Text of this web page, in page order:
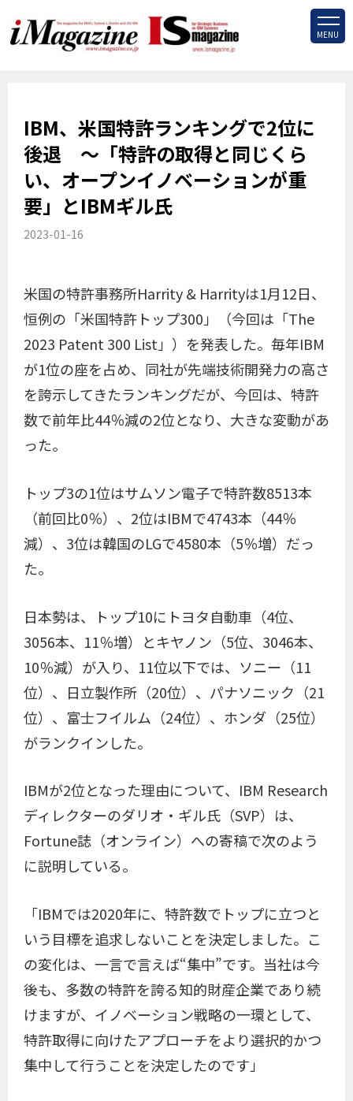
MENU
IBM、米国特許ランキングで2位に
後退 ～「特許の取得と同じくら
い、オープンイノベーションが重
要」とIBMギル氏
2023-01-16
米国の特許事務所Harrity & Harrityは1月12日、
恒例の「米国特許トップ300」（今回は「The
2023 Patent 300 List」）を発表した。毎年IBM
が1位の座を占め、同社が先端技術開発力の高さ
を誇示してきたランキングだが、今回は、特許
数で前年比44％減の2位となり、大きな変動があ
った。
トップ3の1位はサムソン電子で特許数8513本
（前回比0％）、2位はIBMで4743本（44％
減）、3位は韓国のLGで4580本（5％増）だっ
た。
日本勢は、トップ10にトヨタ自動車（4位、
3056本、11％増）とキヤノン（5位、3046本、
10％減）が入り、11位以下では、ソニー（11
位）、日立製作所（20位）、パナソニック（21
位）、富士フイルム（24位）、ホンダ（25位）
がランクインした。
IBMが2位となった理由について、IBM Research
ディレクターのダリオ・ギル氏（SVP）は、
Fortune誌（オンライン）への寄稿で次のよう
に説明している。
「IBMでは2020年に、特許数でトップに立つと
いう目標を追求しないことを決定しました。こ
の変化は、一言で言えば“集中”です。当社は今
後も、多数の特許を誇る知的財産企業であり続
けますが、イノベーション戦略の一環として、
特許取得に向けたアプローチをより選択的かつ
集中して行うことを決定したのです」